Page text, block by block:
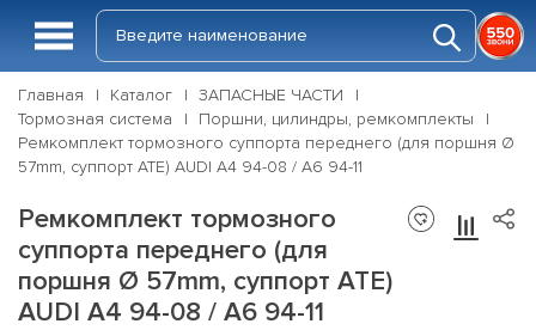
Главная Каталог
ЗАПАСНЫЕ ЧАСТИ
Тормозная система
Поршни, цилиндры, ремкомплекты
Ремкомплект тормозного суппорта переднего (для поршня Ø
57mm, суппорт ATE) AUDI A4 94-08 / A6 94-11
Ремкомплект тормозного
суппорта переднего (для
поршня Ø 57mm, суппорт ATE)
AUDI A4 94-08 / A6 94-11